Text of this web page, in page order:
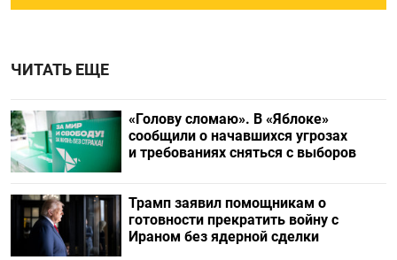
ЧИТАТЬ ЕЩЕ
«Голову сломаю». В «Яблоке»
сообщили о начавшихся угрозах
и требованиях сняться с выборов
Трамп заявил помощникам о
готовности прекратить войну с
Ираном без ядерной сделки